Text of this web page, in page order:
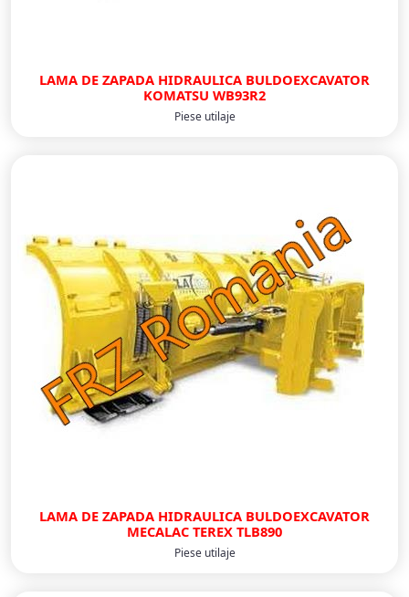
LAMA DE ZAPADA HIDRAULICA BULDOEXCAVATOR
KOMATSU WB93R2
Piese utilaje
LAMA DE ZAPADA HIDRAULICA BULDOEXCAVATOR
MECALAC TEREX TLB890
Piese utilaje